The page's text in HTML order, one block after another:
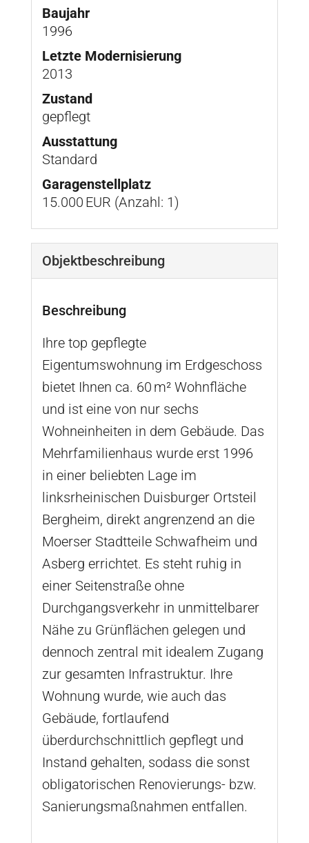
Baujahr
1996
Letzte Modernisierung
2013
Zustand
gepflegt
Ausstattung
Standard
Garagen­stellplatz
15.000 EUR (Anzahl: 1)
Objekt­beschreibung
Beschreibung
Ihre top gepflegte
Eigentumswohnung im Erdgeschoss
bietet Ihnen ca. 60 m² Wohnfläche
und ist eine von nur sechs
Wohneinheiten in dem Gebäude. Das
Mehrfamilienhaus wurde erst 1996
in einer beliebten Lage im
linksrheinischen Duisburger Ortsteil
Bergheim, direkt angrenzend an die
Moerser Stadtteile Schwafheim und
Asberg errichtet. Es steht ruhig in
einer Seitenstraße ohne
Durchgangsverkehr in unmittelbarer
Nähe zu Grünflächen gelegen und
dennoch zentral mit idealem Zugang
zur gesamten Infrastruktur. Ihre
Wohnung wurde, wie auch das
Gebäude, fortlaufend
überdurchschnittlich gepflegt und
Instand gehalten, sodass die sonst
obligatorischen Renovierungs- bzw.
Sanierungsmaßnahmen entfallen.